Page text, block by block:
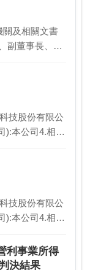
關及相關文書
副董事長、總
：彰化地方
技股份有限公
):本公司4.相互
技股份有限公
):本公司4.相互
利事業所得
決結果